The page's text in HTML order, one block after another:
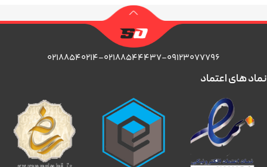
۰۲۱۸۸۵۴۰۲۱۴-۰۲۱۸۸۵۴۴۴۳۷-۰۹۱۲۳۰۷۷۷۹۶
نماد های اعتماد